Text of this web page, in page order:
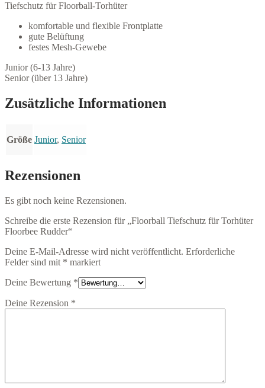
Tiefschutz für Floorball-Torhüter
komfortable und flexible Frontplatte
gute Belüftung
festes Mesh-Gewebe
Junior (6-13 Jahre)
Senior (über 13 Jahre)
Zusätzliche Informationen
Größe Junior, Senior
Rezensionen
Es gibt noch keine Rezensionen.
Schreibe die erste Rezension für „Floorball Tiefschutz für Torhüter
Floorbee Rudder“
Deine E-Mail-Adresse wird nicht veröffentlicht. Erforderliche
Felder sind mit * markiert
Deine Bewertung *
Deine Rezension *